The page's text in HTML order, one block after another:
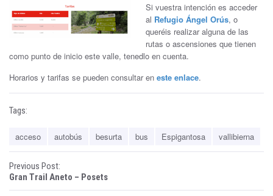
Si vuestra intención es acceder
al Refugio Ángel Orús, o
queréis realizar alguna de las
rutas o ascensiones que tienen
como punto de inicio este valle, tenedlo en cuenta.
Horarios y tarifas se pueden consultar en este enlace.
Tags:
acceso autobús besurta bus Espigantosa vallibierna
P
Previous Post:
Gran Trail Aneto – Posets